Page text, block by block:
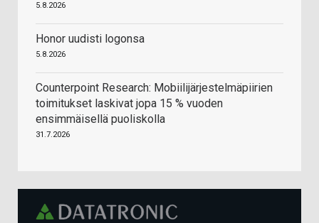
5.8.2026
Honor uudisti logonsa
5.8.2026
Counterpoint Research: Mobiilijärjestelmäpiirien
toimitukset laskivat jopa 15 % vuoden
ensimmäisellä puoliskolla
31.7.2026